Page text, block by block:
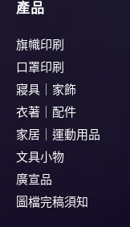
產品
旗幟印刷
口罩印刷
寢具｜家飾
衣著｜配件
家居｜運動用品
文具小物
廣宣品
圖檔完稿須知